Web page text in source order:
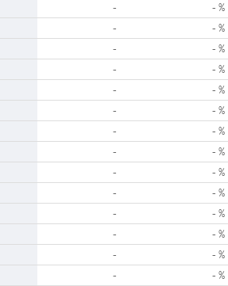
- - %
- - %
- - %
- - %
- - %
- - %
- - %
- - %
- - %
- - %
- - %
- - %
- - %
- - %